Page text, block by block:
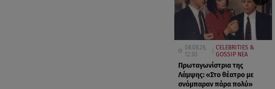
08.08.26,
12:30
CELEBRITIES &
GOSSIP ΝΕΑ
Πρωταγωνίστρια της
Λάμψης: «Στο θέατρο με
σνόμπαραν πάρα πολύ»